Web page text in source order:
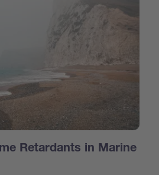
Retardants in Marine